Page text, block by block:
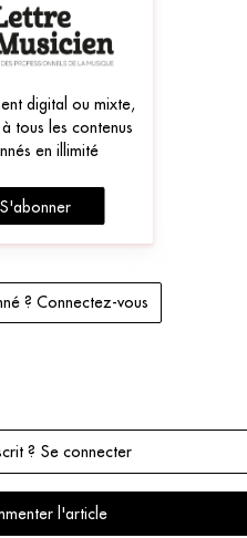
digital ou mixte,
tous les contenus
en illimité
S'abonner
? Connectez-vous
? Se connecter
l'article